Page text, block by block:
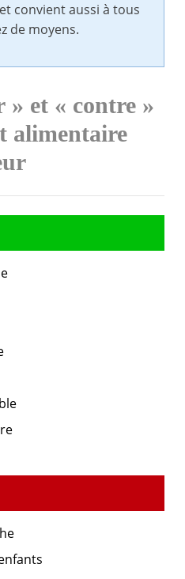
convient aussi à tous
de moyens.
» et « contre »
alimentaire